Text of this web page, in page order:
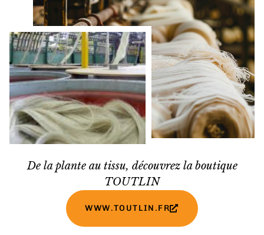
De la plante au tissu, découvrez la boutique
TOUTLIN
WWW.TOUTLIN.FR